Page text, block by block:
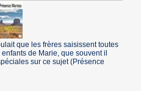
que les frères saisissent toutes
de Marie, que souvent il
sur ce sujet (Présence